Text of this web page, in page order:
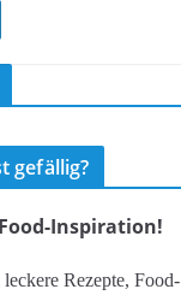
gefällig?
Inspiration!
Rezepte, Food-